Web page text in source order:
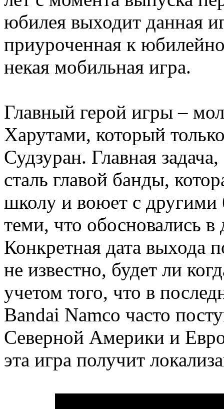
юбилея выходит данная
приуроченная к
некая мобильная игра.
Главный герой игры –
Харутами, который
Судзуран. Главная
сталь главой банды,
школу и воюет с
теми, что обосновались
Конкретная дата выхода
не известно, будет ли
учетом того, что в
Bandai Namco часто
Северной Америки и
эта игра получит